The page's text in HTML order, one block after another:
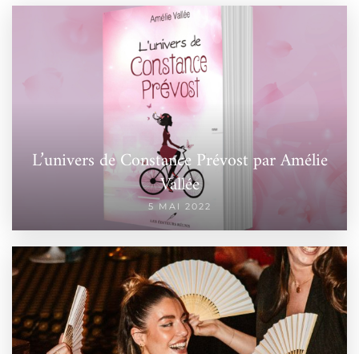
L’univers de Constance Prévost par Amélie
Vallée
5 MAI 2022